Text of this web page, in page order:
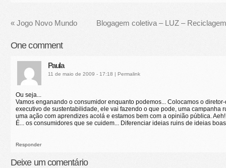
« Jogo Novo Mundo Blogagem coletiva – LUZ –
Onecomment
Paula
11 de maio de 2009 - 17:18 | Permalink
Ou seja...
Vamos enganando o consumidor enquanto podemos... Colocamos o
executivo de sustentabilidade, ele vai fazendo o que pode, uma campanha
uma ação com aprendizes acolá e estamos bem com a opinião pública. Aeh!
É... os consumidores que se cuidem... Diferenciar ideias ruins de ideias
Responder
Deixe um comentário